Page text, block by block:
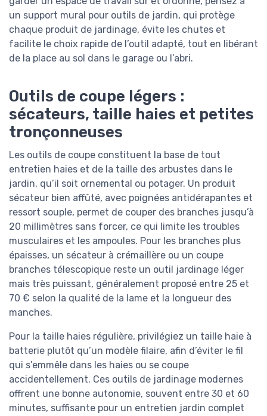
un support mural pour outils de jardin, qui protège
chaque produit de jardinage, évite les chutes et
facilite le choix rapide de l’outil adapté, tout en libérant
de la place au sol dans le garage ou l’abri.
Outils de coupe légers :
sécateurs, taille haies et petites
tronçonneuses
Les outils de coupe constituent la base de tout
entretien haies et de la taille des arbustes dans le
jardin, qu’il soit ornemental ou potager. Un produit
sécateur bien affûté, avec poignées antidérapantes et
ressort souple, permet de couper des branches jusqu’à
20 millimètres sans forcer, ce qui limite les troubles
musculaires et les ampoules. Pour les branches plus
épaisses, un sécateur à crémaillère ou un coupe
branches télescopique reste un outil jardinage léger
mais très puissant, généralement proposé entre 25 et
70 € selon la qualité de la lame et la longueur des
manches.
Pour la taille haies régulière, privilégiez un taille haie à
batterie plutôt qu’un modèle filaire, afin d’éviter le fil
qui s’emmêle dans les haies ou se coupe
accidentellement. Ces outils de jardinage modernes
offrent une bonne autonomie, souvent entre 30 et 60
minutes, suffisante pour un entretien jardin complet